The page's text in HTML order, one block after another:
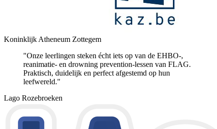
Koninklijk Atheneum Zottegem
"Onze leerlingen steken écht iets op van de EHBO-,
reanimatie- en drowning prevention-lessen van FLAG.
Praktisch, duidelijk en perfect afgestemd op hun
leefwereld."
Lago Rozebroeken